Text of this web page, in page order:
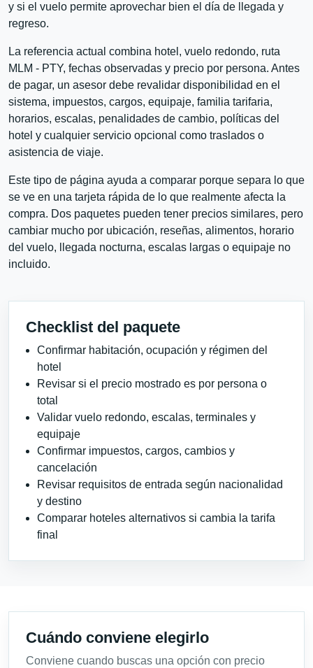
y si el vuelo permite aprovechar bien el día de llegada y
regreso.
La referencia actual combina hotel, vuelo redondo, ruta
MLM - PTY, fechas observadas y precio por persona. Antes
de pagar, un asesor debe revalidar disponibilidad en el
sistema, impuestos, cargos, equipaje, familia tarifaria,
horarios, escalas, penalidades de cambio, políticas del
hotel y cualquier servicio opcional como traslados o
asistencia de viaje.
Este tipo de página ayuda a comparar porque separa lo que
se ve en una tarjeta rápida de lo que realmente afecta la
compra. Dos paquetes pueden tener precios similares, pero
cambiar mucho por ubicación, reseñas, alimentos, horario
del vuelo, llegada nocturna, escalas largas o equipaje no
incluido.
Checklist del paquete
Confirmar habitación, ocupación y régimen del
hotel
Revisar si el precio mostrado es por persona o
total
Validar vuelo redondo, escalas, terminales y
equipaje
Confirmar impuestos, cargos, cambios y
cancelación
Revisar requisitos de entrada según nacionalidad
y destino
Comparar hoteles alternativos si cambia la tarifa
final
Cuándo conviene elegirlo
Conviene cuando buscas una opción con precio